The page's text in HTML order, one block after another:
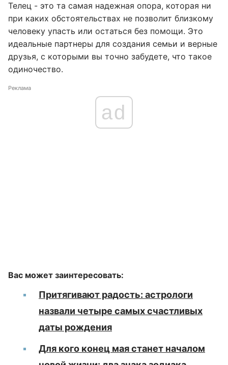
Телец - это та самая надежная опора, которая ни
при каких обстоятельствах не позволит близкому
человеку упасть или остаться без помощи. Это
идеальные партнеры для создания семьи и верные
друзья, с которыми вы точно забудете, что такое
одиночество.
Реклама
ad
Вас может заинтересовать:
Притягивают радость: астрологи
назвали четыре самых счастливых
даты рождения
Для кого конец мая станет началом